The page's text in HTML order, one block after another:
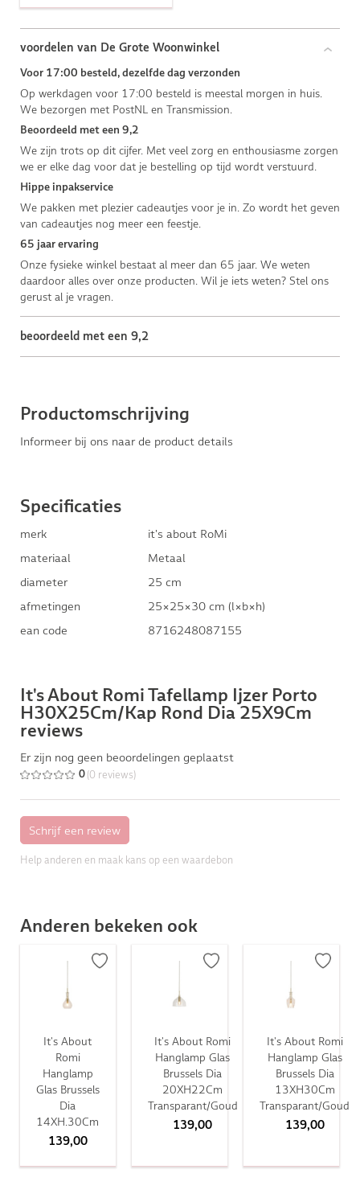
voordelen van De Grote Woonwinkel
Voor 17:00 besteld, dezelfde dag verzonden
Op werkdagen voor 17:00 besteld is meestal morgen in huis.
We bezorgen met PostNL en Transmission.
Beoordeeld met een 9,2
We zijn trots op dit cijfer. Met veel zorg en enthousiasme zorgen
we er elke dag voor dat je bestelling op tijd wordt verstuurd.
Hippe inpakservice
We pakken met plezier cadeautjes voor je in. Zo wordt het geven
van cadeautjes nog meer een feestje.
65 jaar ervaring
Onze fysieke winkel bestaat al meer dan 65 jaar. We weten
daardoor alles over onze producten. Wil je iets weten? Stel ons
gerust al je vragen.
beoordeeld met een 9,2
Productomschrijving
Informeer bij ons naar de product details
Specificaties
merk
it's about RoMi
materiaal
Metaal
diameter
25 cm
afmetingen
25×25×30 cm (l×b×h)
ean code
8716248087155
It's About Romi Tafellamp Ijzer Porto
H30X25Cm/Kap Rond Dia 25X9Cm
reviews
Er zijn nog geen beoordelingen geplaatst
0 (0 reviews)
Help anderen en maak kans op een waardebon
Anderen bekeken ook
It's About
Romi
Hanglamp
Glas Brussels
Dia
14XH.30Cm
139,00
It's About Romi
Hanglamp Glas
Brussels Dia
20XH22Cm
Transparant/Goud
139,00
It's About Romi
Hanglamp Glas
Brussels Dia
13XH30Cm
Transparant/Goud
139,00